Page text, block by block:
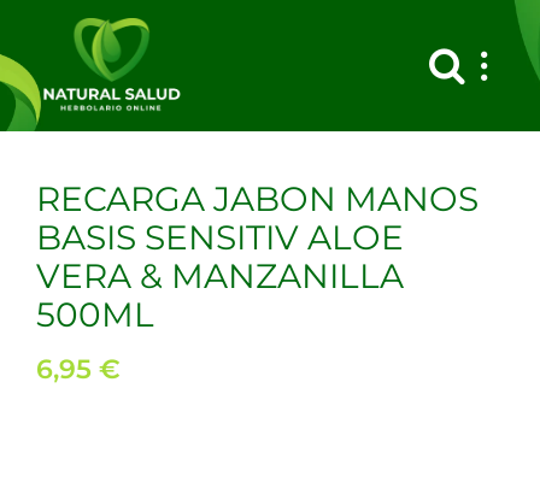
contenido
RECARGA JABON MANOS
BASIS SENSITIV ALOE
VERA & MANZANILLA
500ML
6,95 €